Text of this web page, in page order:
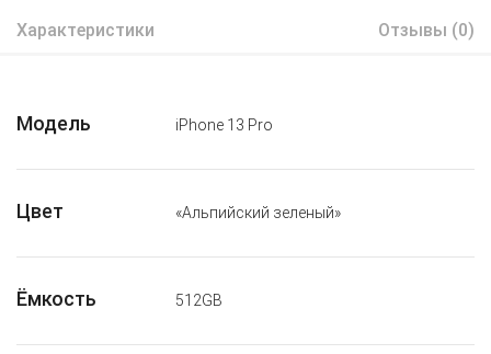
Характеристики Отзывы (0)
Модель iPhone 13 Pro
Цвет «Альпийский зеленый»
Ёмкость 512GB